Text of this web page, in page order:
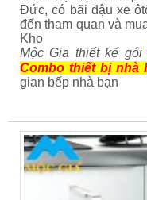
Đức, có bãi đậu xe
đến tham quan và
Kho
Mộc Gia thiết kế gói
Combo thiết bị nhà
gian bếp nhà bạn